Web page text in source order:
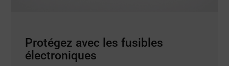
Protégez avec les fusibles
électroniques